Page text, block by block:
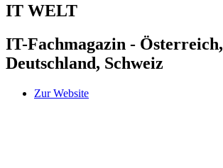
IT WELT
IT-Fachmagazin - Österreich,
Deutschland, Schweiz
Zur Website